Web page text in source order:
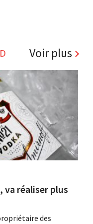
Voir plus
va réaliser plus
des